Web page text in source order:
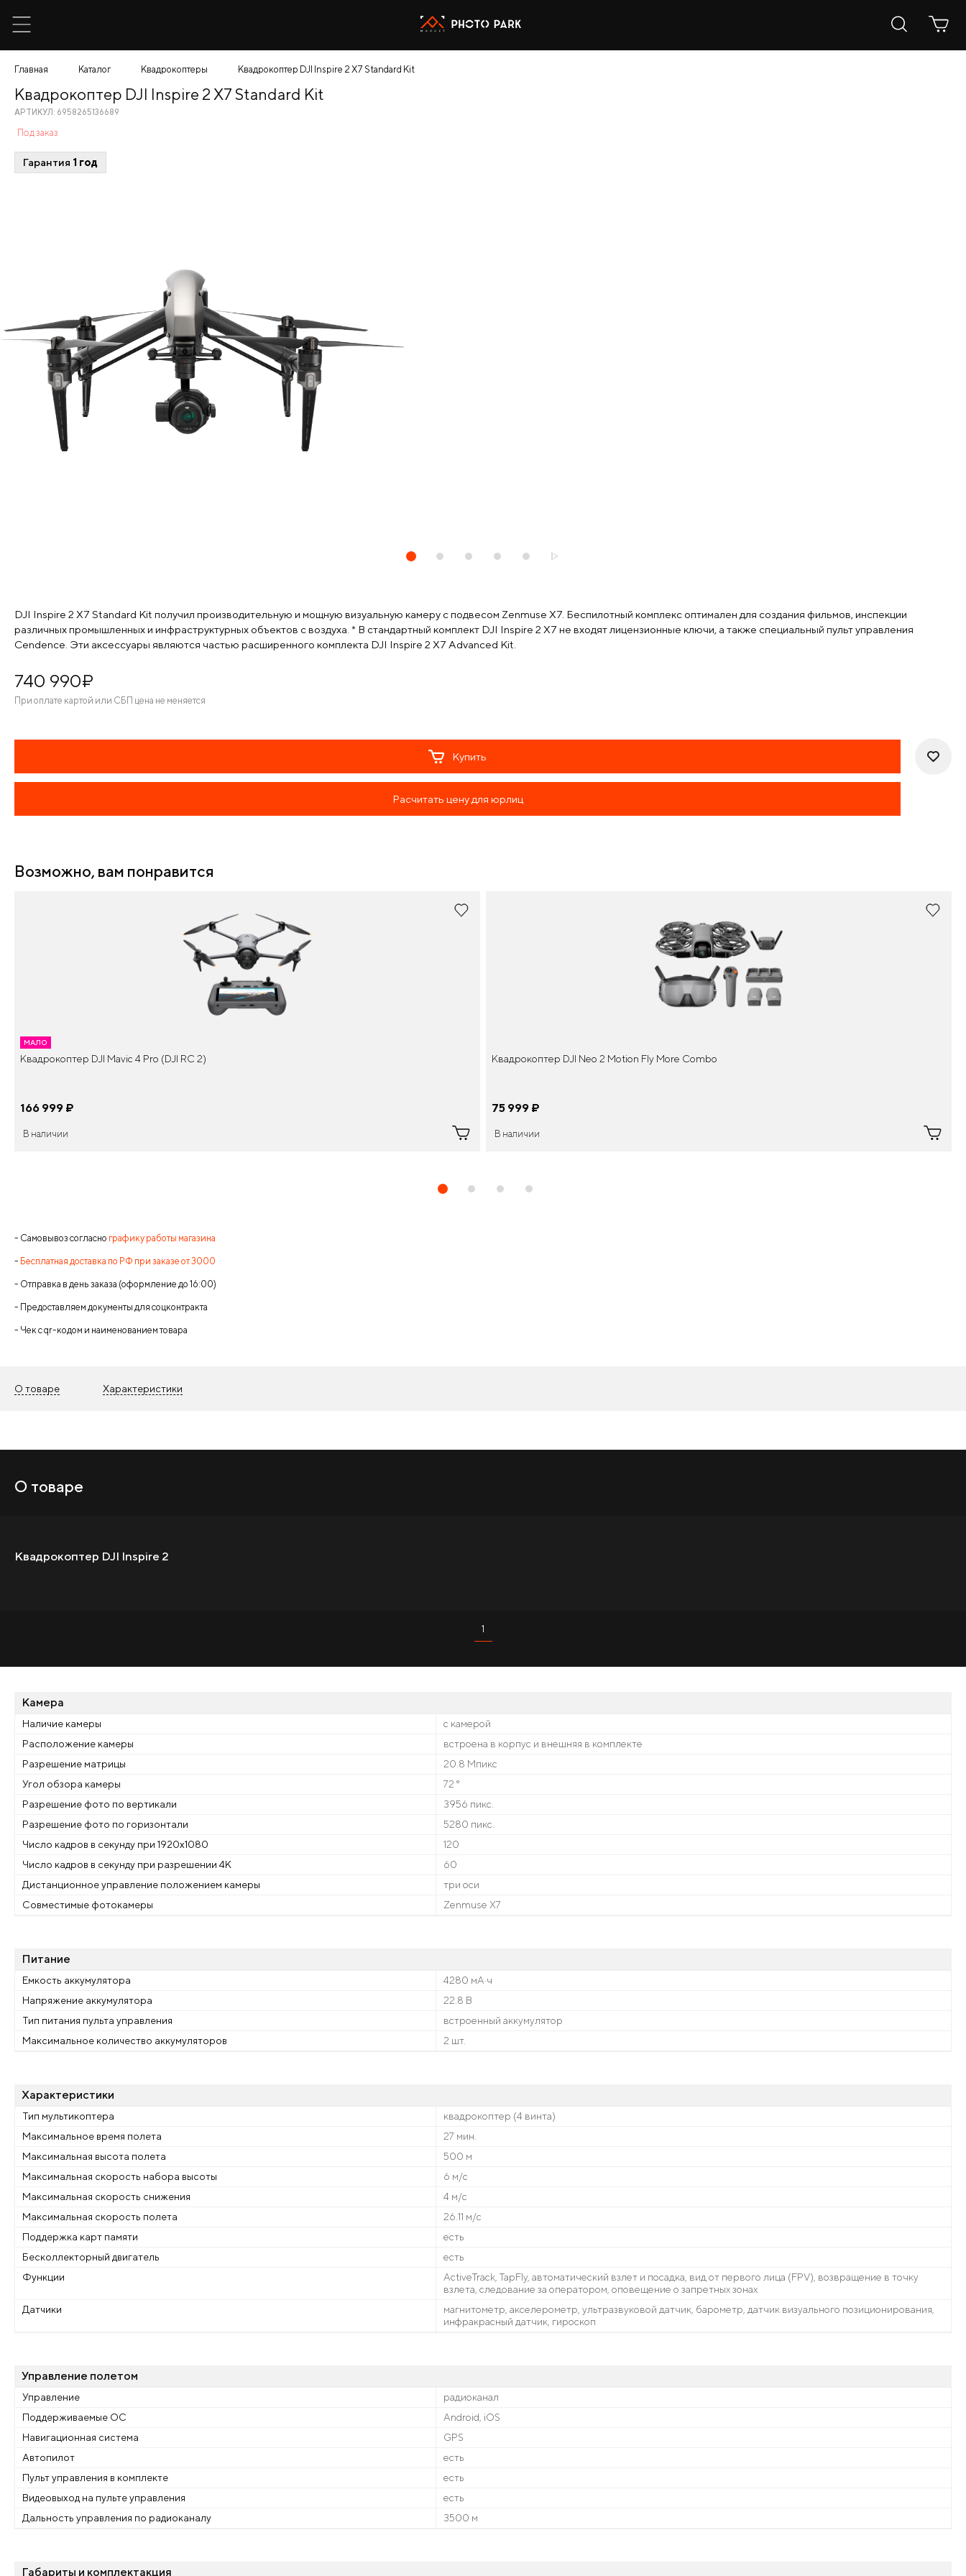
Главная Каталог Квадрокоптеры Квадрокоптер DJI Inspire 2 X7 Standard Kit
DJI Inspire 2 X7 Standard Kit получил производительную и мощную визуальную камеру с подвесом Zenmuse X7. Беспилотный комплекс оптимален для создания фильмов, инспекции
различных промышленных и инфраструктурных объектов с воздуха. * В стандартный комплект DJI Inspire 2 X7 не входят лицензионные ключи, а также специальный пульт управления
Cendence. Эти аксессуары являются частью расширенного комплекта DJI Inspire 2 X7 Advanced Kit.
740 990¤
При оплате картой или СБП цена не меняется
Купить
Расчитать цену для юрлиц
Возможно, вам понравится
МАЛО
Квадрокоптер DJI Mavic 4 Pro (DJI RC 2)
166 999 ¤
В наличии
Квадрокоптер DJI Neo 2 Motion Fly More Combo
75 999 ¤
В наличии
- Самовывоз согласно графику работы магазина
- Бесплатная доставка по РФ при заказе от 3000
- Отправка в день заказа (оформление до 16:00)
- Предоставляем документы для соцконтракта
- Чек с qr-кодом и наименованием товара
Квадрокоптер DJI Inspire 2 X7 Standard Kit
АРТИКУЛ: 6958265136689
Под заказ
Гарантия 1 год
О товаре Характеристики
О товаре
Квадрокоптер DJI Inspire 2
1
Камера
Наличие камеры
с камерой
Расположение камеры
встроена в корпус и внешняя в комплекте
Разрешение матрицы
20.8 Мпикс
Угол обзора камеры
72 °
Разрешение фото по вертикали
3956 пикс.
Разрешение фото по горизонтали
5280 пикс.
Число кадров в секунду при 1920x1080
120
Число кадров в секунду при разрешении 4K
60
Дистанционное управление положением камеры
три оси
Совместимые фотокамеры
Zenmuse X7
Питание
Емкость аккумулятора
4280 мА·ч
Напряжение аккумулятора
22.8 В
Тип питания пульта управления
встроенный аккумулятор
Максимальное количество аккумуляторов
2 шт.
Характеристики
Тип мультикоптера
квадрокоптер (4 винта)
Максимальное время полета
27 мин.
Максимальная высота полета
500 м
Максимальная скорость набора высоты
6 м/с
Максимальная скорость снижения
4 м/с
Максимальная скорость полета
26.11 м/с
Поддержка карт памяти
есть
Бесколлекторный двигатель
есть
Функции
ActiveTrack, TapFly, автоматический взлет и посадка, вид от первого лица (FPV), возвращение в точку
взлета, следование за оператором, оповещение о запретных зонах
Датчики
магнитометр, акселерометр, ультразвуковой датчик, барометр, датчик визуального позиционирования,
инфракрасный датчик, гироскоп
Управление полетом
Управление
радиоканал
Поддерживаемые ОС
Android, iOS
Навигационная система
GPS
Автопилот
есть
Пульт управления в комплекте
есть
Видеовыход на пульте управления
есть
Дальность управления по радиоканалу
3500 м
Габариты и комплектакция